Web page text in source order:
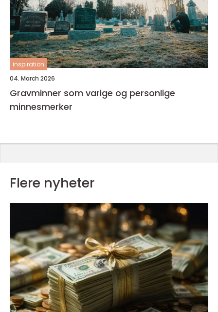
inspiration
04. March 2026
Gravminner som varige og personlige
minnesmerker
Flere nyheter